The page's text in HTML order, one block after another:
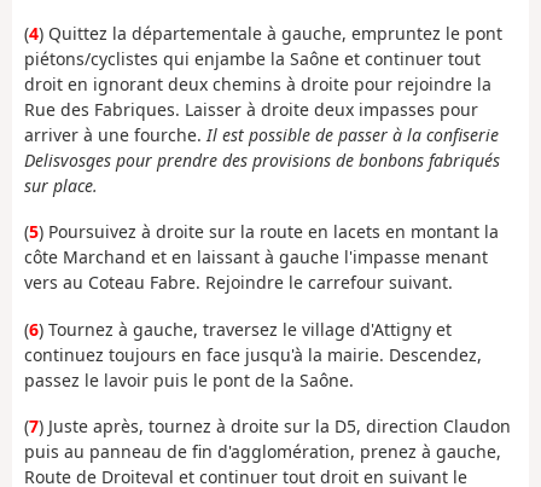
(4) Quittez la départementale à gauche, empruntez le pont
piétons/cyclistes qui enjambe la Saône et continuer tout
droit en ignorant deux chemins à droite pour rejoindre la
Rue des Fabriques. Laisser à droite deux impasses pour
arriver à une fourche.Il est possible de passer à la confiserie
Delisvosges pour prendre des provisions de bonbons fabriqués
sur place.
(5) Poursuivez à droite sur la route en lacets en montant la
côte Marchand et en laissant à gauche l'impasse menant
vers au Coteau Fabre. Rejoindre le carrefour suivant.
(6) Tournez à gauche, traversez le village d'Attigny et
continuez toujours en face jusqu'à la mairie. Descendez,
passez le lavoir puis le pont de la Saône.
(7) Juste après, tournez à droite sur la D5, direction Claudon
puis au panneau de fin d'agglomération, prenez à gauche,
Route de Droiteval et continuer tout droit en suivant le